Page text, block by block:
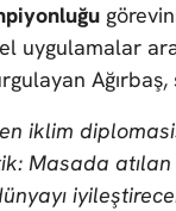
uygulamalar
iklim
Masada